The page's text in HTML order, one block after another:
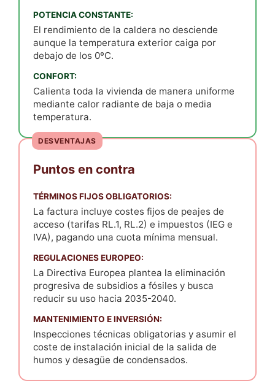
POTENCIA CONSTANTE:
El rendimiento de la caldera no desciende
aunque la temperatura exterior caiga por
debajo de los 0ºC.
CONFORT:
Calienta toda la vivienda de manera uniforme
mediante calor radiante de baja o media
temperatura.
DESVENTAJAS
Puntos en contra
TÉRMINOS FIJOS OBLIGATORIOS:
La factura incluye costes fijos de peajes de
acceso (tarifas RL.1, RL.2) e impuestos (IEG e
IVA), pagando una cuota mínima mensual.
REGULACIONES EUROPEO:
La Directiva Europea plantea la eliminación
progresiva de subsidios a fósiles y busca
reducir su uso hacia 2035-2040.
MANTENIMIENTO E INVERSIÓN:
Inspecciones técnicas obligatorias y asumir el
coste de instalación inicial de la salida de
humos y desagüe de condensados.